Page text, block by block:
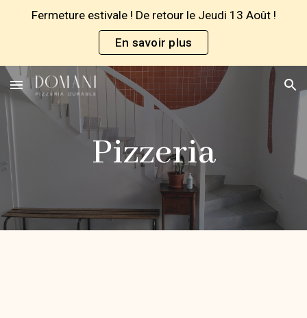
Fermeture estivale ! De retour le Jeudi 13 Août !
En savoir plus
Pizzeria